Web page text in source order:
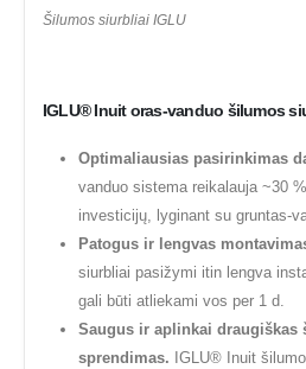
Šilumos siurbliai IGLU
IGLU® Inuit oras-vanduo šilumos
Optimaliausias pasirinkimas
vanduo sistema reikalauja ~30
investicijų, lyginant su gruntas-
Patogus ir lengvas
siurbliai pasižymi itin lengva
gali būti atliekami vos per 1 d.
Saugus ir aplinkai draugiškas
sprendimas. IGLU® Inuit